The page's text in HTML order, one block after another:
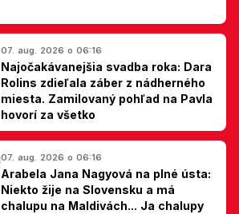
07. aug. 2026 o 06:16
Najočakávanejšia svadba roka: Dara
Rolins zdieľala záber z nádherného
miesta. Zamilovaný pohľad na Pavla
hovorí za všetko
07. aug. 2026 o 06:16
Arabela Jana Nagyová na plné ústa:
Niekto žije na Slovensku a má
chalupu na Maldivách... Ja chalupy